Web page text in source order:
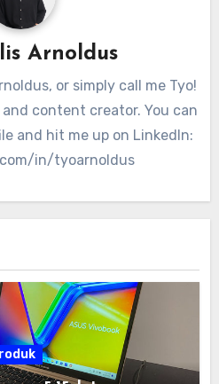
Arnoldus
or simply call me Tyo!
and content creator. You can
and hit me up on LinkedIn:
in/tyoarnoldus